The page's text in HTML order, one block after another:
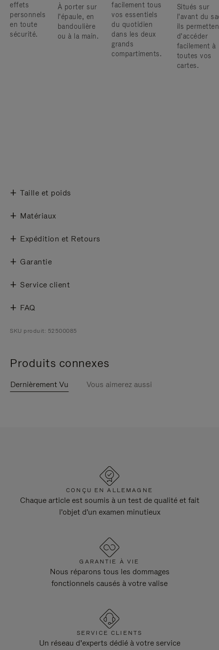
effets
personnels
en toute
sécurité.
À porter sur
l'épaule, en
bandoulière
ou à la main.
facilement tous
vos essentiels
du quotidien
dans les deux
grands
compartiments.
Situés sur
l'avant du
ils
d'accéder
facilement à
toutes vos
cartes.
Taille et poids
Matériaux
Expédition et Retours
Garantie
Service client
FAQ
SKU produit: 52500085
Produits connexes
Dernièrement Vu Vous aimerez aussi
CONÇU EN ALLEMAGNE
Chaque article est soumis à un test de qualité et fait
l'objet d'un examen minutieux
GARANTIE À VIE
Nous réparons tous les dommages
fonctionnels causés à votre valise
SERVICE CLIENTS
Un réseau d’experts dédié à votre service